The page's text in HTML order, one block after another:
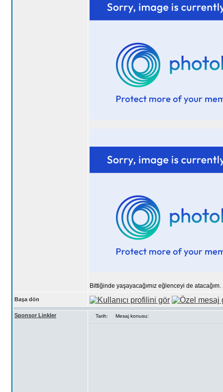
Bittiğinde yaşayacağımız eğlenceyi de atacağım.
Başa dön
Sponsor Linkler Tarih: Mesaj konusu: